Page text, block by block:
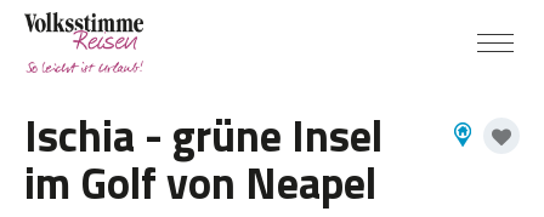
Ischia - grüne Insel
im Golf von Neapel